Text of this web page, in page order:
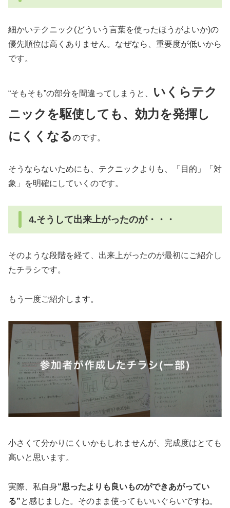
細かいテクニック(どういう言葉を使ったほうがよいか)の
優先順位は高くありません。なぜなら、重要度が低いから
です。
“そもそも”の部分を間違ってしまうと、
いくらテク
ニックを駆使しても、効力を発揮し
にくくなるのです。
そうならないためにも、テクニックよりも、「目的」「対
象」を明確にしていくのです。
4.そうして出来上がったのが・・・
そのような段階を経て、出来上がったのが最初にご紹介し
たチラシです。
もう一度ご紹介します。
小さくて分かりにくいかもしれませんが、完成度はとても
高いと思います。
実際、私自身“思ったよりも良いものができあがってい
る”と感じました。そのまま使ってもいいぐらいですね。